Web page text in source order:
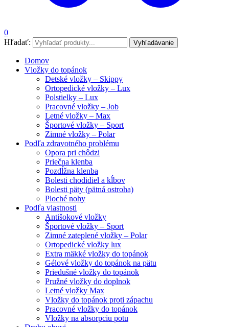
0
Hľadať:
Vyhľadávanie
Domov
Vložky do topánok
Detské vložky – Skippy
Ortopedické vložky – Lux
Polstielky – Lux
Pracovné vložky – Job
Letné vložky – Max
Športové vložky – Sport
Zimné vložky – Polar
Podľa zdravotného problému
Opora pri chôdzi
Priečna klenba
Pozdĺžna klenba
Bolesti chodidiel a kĺbov
Bolesti päty (pätná ostroha)
Ploché nohy
Podľa vlastnosti
Antišokové vložky
Športové vložky – Sport
Zimné zateplené vložky – Polar
Ortopedické vložky lux
Extra mäkké vložky do topánok
Gélové vložky do topánok na pätu
Priedušné vložky do topánok
Pružné vložky do doplnok
Letné vložky Max
Vložky do topánok proti zápachu
Pracovné vložky do topánok
Vložky na absorpciu potu